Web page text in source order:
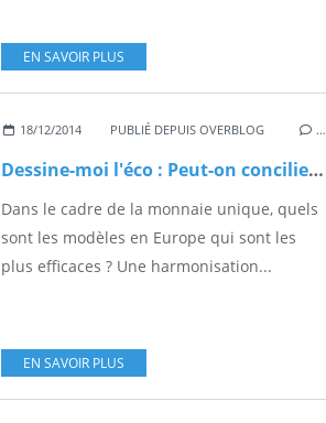
EN SAVOIR PLUS
18/12/2014 PUBLIÉ DEPUIS OVERBLOG …
Dessine-moi l'éco : Peut-on concilier Diversité des modèles européens et monnaie unique ?
Dans le cadre de la monnaie unique, quels
sont les modèles en Europe qui sont les
plus efficaces ? Une harmonisation...
EN SAVOIR PLUS